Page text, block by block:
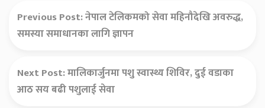
Previous Post:नेपाल टेलिकमको सेवा महिनौदेखि अवरुद्ध,
समस्या समाधानका लागि ज्ञापन
Next Post:मालिकार्जुनमा पशु स्वास्थ्य शिविर, दुई वडाका
आठ सय बढी पशुलाई सेवा